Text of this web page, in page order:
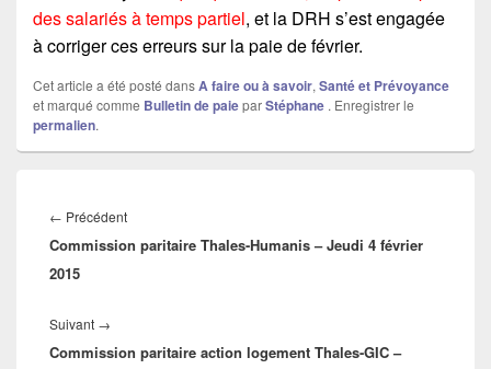
des salariés à temps partiel, et la DRH s’est engagée
à corriger ces erreurs sur la paie de février.
Cet article a été posté dansA faire ou à savoir, Santé et Prévoyance
et marqué comme Bulletin de paieparStéphane . Enregistrer le
permalien.
de
l’article
← Précédent
précédent :
Commission paritaire Thales-Humanis – Jeudi 4 février
2015
Suivant →
suivant :
Commission paritaire action logement Thales-GIC –